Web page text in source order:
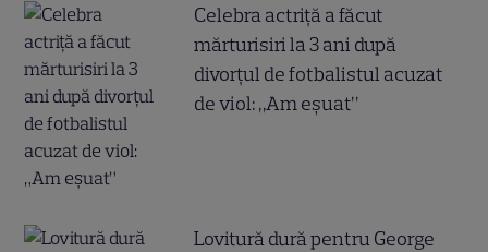
Celebra actriță a făcut
mărturisiri la 3 ani după
divorțul de fotbalistul acuzat
de viol: „Am eșuat”
Lovitură dură pentru George